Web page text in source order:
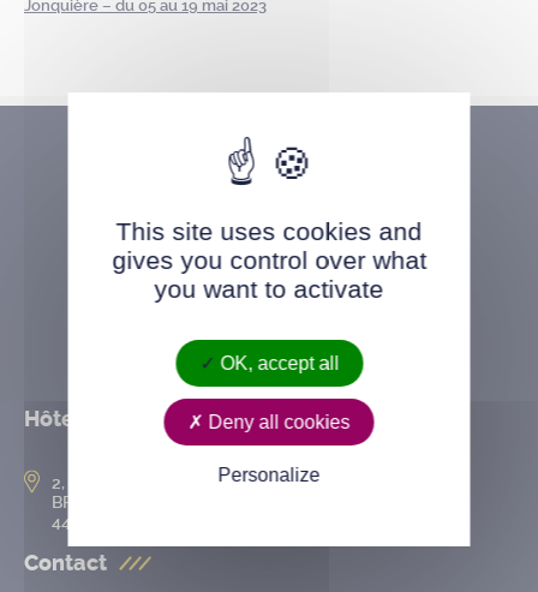
Jonquière – du 05 au 19 mai 2023
Hôtel de ville
2, rue de l’Hôtel-de-Ville
BP 50167
44802 Saint-Herblain cedex
Contact
This site uses cookies and
gives you control over what
you want to activate
OK, accept all
Deny all cookies
Personalize